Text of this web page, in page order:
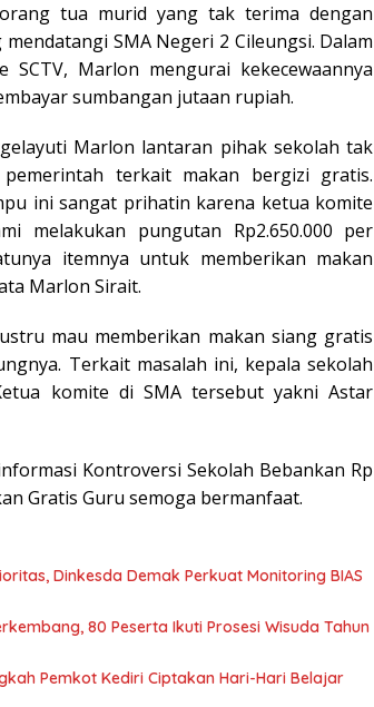
tua murid yang tak terima dengan
SMA Negeri 2 Cileungsi. Dalam
Marlon mengurai kekecewaannya
sumbangan jutaan rupiah.
Marlon lantaran pihak sekolah tak
terkait makan bergizi gratis.
ini sangat prihatin karena ketua komite
melakukan pungutan Rp2.650.000 per
itemnya untuk memberikan makan
Marlon Sirait.
mau memberikan makan siang gratis
Terkait masalah ini, kepala sekolah
komite di SMA tersebut yakni Astar
Kontroversi Sekolah Bebankan Rp
Gratis Guru semoga bermanfaat.
Dinkesda Demak Perkuat Monitoring BIAS
80 Peserta Ikuti Prosesi Wisuda Tahun
Pemkot Kediri Ciptakan Hari-Hari Belajar